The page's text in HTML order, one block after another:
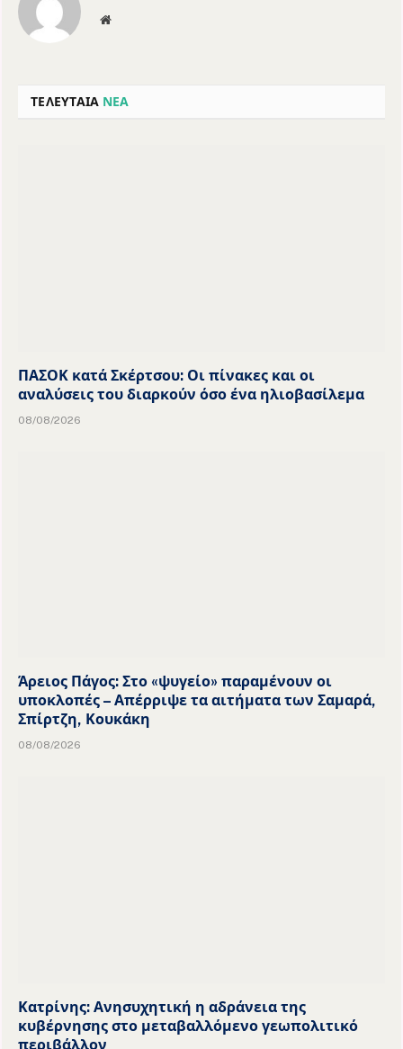
Website
ΤΕΛΕΥΤΑΙΑ ΝΕΑ
ΠΑΣΟΚ κατά Σκέρτσου: Οι πίνακες και οι
αναλύσεις του διαρκούν όσο ένα ηλιοβασίλεμα
08/08/2026
Άρειος Πάγος: Στο «ψυγείο» παραμένουν οι
υποκλοπές – Απέρριψε τα αιτήματα των Σαμαρά,
Σπίρτζη, Κουκάκη
08/08/2026
Κατρίνης: Ανησυχητική η αδράνεια της
κυβέρνησης στο μεταβαλλόμενο γεωπολιτικό
περιβάλλον